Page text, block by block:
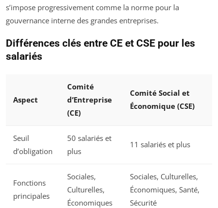
s’impose progressivement comme la norme pour la
gouvernance interne des grandes entreprises.
Différences clés entre CE et CSE pour les
salariés
Aspect
Comité
d’Entreprise
(CE)
Comité Social et
Économique (CSE)
Seuil
d’obligation
50 salariés et
plus
11 salariés et plus
Fonctions
principales
Sociales,
Culturelles,
Économiques
Sociales, Culturelles,
Économiques, Santé,
Sécurité